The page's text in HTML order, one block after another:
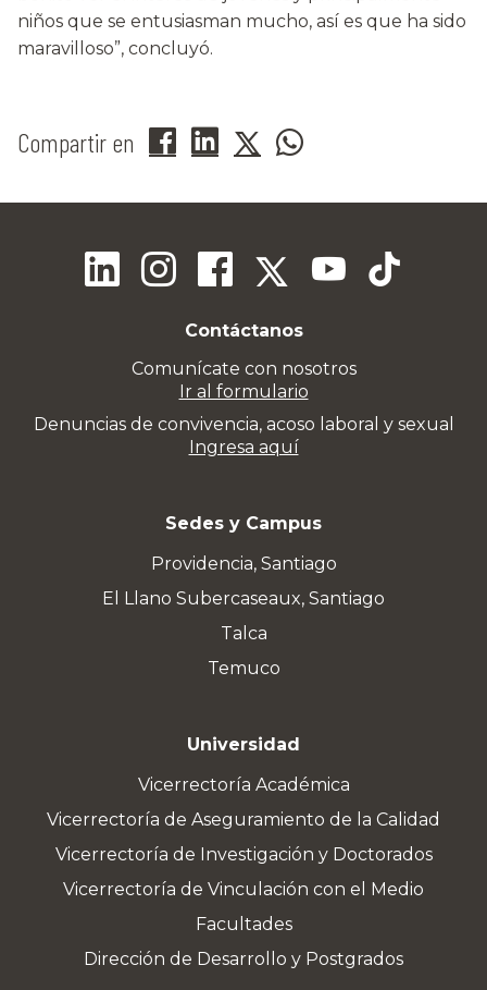
niños que se entusiasman mucho, así es que ha sido
maravilloso”, concluyó.
Compartir en
Contáctanos
Comunícate con nosotros
Ir al formulario
Denuncias de convivencia, acoso laboral y sexual
Ingresa aquí
Sedes y Campus
Providencia, Santiago
El Llano Subercaseaux, Santiago
Talca
Temuco
Universidad
Vicerrectoría Académica
Vicerrectoría de Aseguramiento de la Calidad
Vicerrectoría de Investigación y Doctorados
Vicerrectoría de Vinculación con el Medio
Facultades
Dirección de Desarrollo y Postgrados